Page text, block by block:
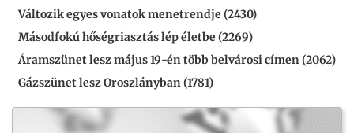
Változik egyes vonatok menetrendje (2430)
Másodfokú hőségriasztás lép életbe (2269)
Áramszünet lesz május 19-én több belvárosi címen (2062)
Gázszünet lesz Oroszlányban (1781)